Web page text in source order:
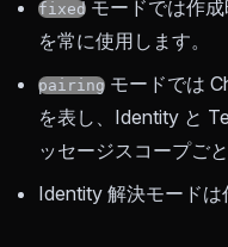
fixed モードでは作
を常に使用します。
pairing モードでは
を表し、Identity と
ッセージスコープご
Identity 解決モードは